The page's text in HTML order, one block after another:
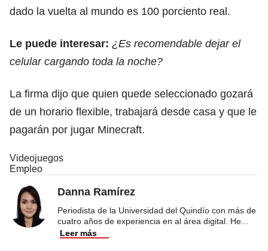
dado la vuelta al mundo es 100 porciento real.
Le puede interesar: ¿Es recomendable dejar el
celular cargando toda la noche?
La firma dijo que quien quede seleccionado gozará
de un horario flexible, trabajará desde casa y que le
pagarán por jugar Minecraft.
Videojuegos
Empleo
Danna Ramírez
Periodista de la Universidad del Quindío con más de
cuatro años de experiencia en al área digital. He
Leer más